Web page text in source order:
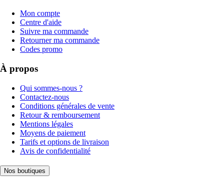
Mon compte
Centre d'aide
Suivre ma commande
Retourner ma commande
Codes promo
À propos
Qui sommes-nous ?
Contactez-nous
Conditions générales de vente
Retour & remboursement
Mentions légales
Moyens de paiement
Tarifs et options de livraison
Avis de confidentialité
Nos boutiques